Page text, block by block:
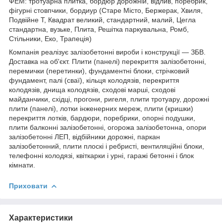
фігурні стовпчики, бордиур (Старе Місто, Бержерак, Хвиля,
Подвійне Т, Квадрат великий, стандартний, малий, Цегла
стандартна, вузьке, Плита, Решітка паркувальна, Ромб,
Стільники, Еко, Трапеція)
Компанія реалізує залізобетонні вироби і конструкції ― ЗБВ.
Доставка на об'єкт. Плити (панелі) перекриття залізобетонні,
перемички (перетинки), фундаментні блоки, стрічковий
фундамент, палі (сваї), кільця колодязів, перекриття
колодязів, днища колодязів, сходові марші, сходові
майданчики, східці, прогони, ригеля, плити тротуару, дорожні
плити (панелі), лотки інженерних мереж, плити (кришки)
перекриття лотків, бардюри, поребрики, опорні подушки,
плити балконні залізобетонні, огорожа залізобетонна, опори
залізобетонні ЛЕП, відбійники дорожні, паркан
залізобетонний, плити плоскі і ребристі, вентиляційні блоки,
телефонні колодязі, квіткарки і урні, гаражі бетонні і блок
кімнати.
Приховати
Характеристики